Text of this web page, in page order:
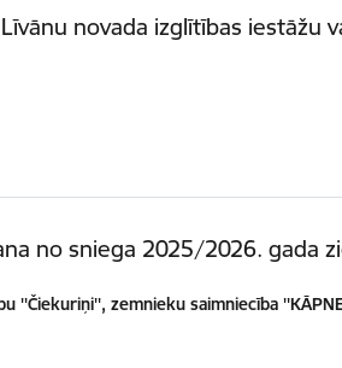
novada izglītības iestāžu
no sniega 2025/2026. gada
''Čiekuriņi'', zemnieku saimniecība